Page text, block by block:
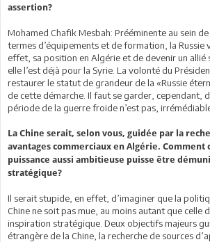
assertion?
Mohamed Chafik Mesbah: Prééminente au sein
termes d’équipements et de formation, la Russie
effet, sa position en Algérie et de devenir un allié
elle l’est déjà pour la Syrie. La volonté du
restaurer le statut de grandeur de la «Russie
de cette démarche. Il faut se garder, cependant,
période de la guerre froide n’est pas,
La Chine serait, selon vous, guidée par la
avantages commerciaux en Algérie. Comment
puissance aussi ambitieuse puisse être
stratégique?
Il serait stupide, en effet, d’imaginer que la
Chine ne soit pas mue, au moins autant que celle
inspiration stratégique. Deux objectifs majeurs
étrangère de la Chine, la recherche de sources